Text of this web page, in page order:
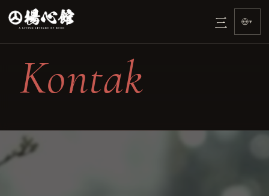
三 ▾
Beranda
›
Otome-ryū
Kontak